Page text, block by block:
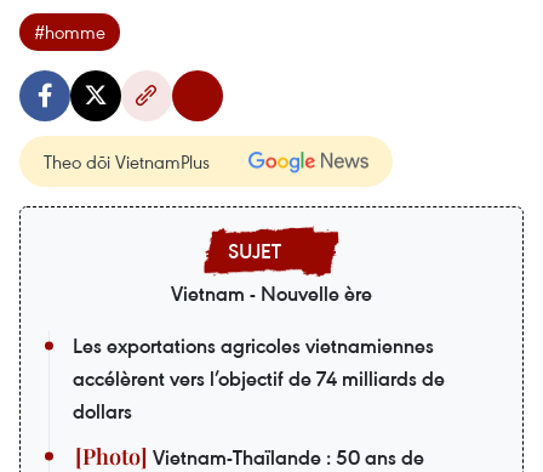
#homme
Theo dõi VietnamPlus
Vietnam - Nouvelle ère
Les exportations agricoles vietnamiennes
accélèrent vers l’objectif de 74 milliards de
dollars
Vietnam-Thaïlande : 50 ans de